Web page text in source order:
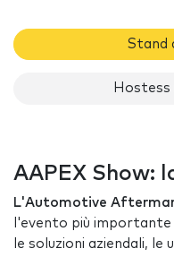
Stand
Hostess
AAPEX Show:
L'Automotive
l'evento più
le soluzioni aziendali, le